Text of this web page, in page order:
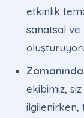
etkinlik
sanatsal ve
ekibimiz,
ilgilenirken,